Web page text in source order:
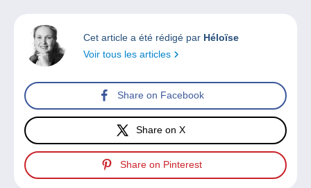
Cet article a été rédigé par Héloïse
Voir tous les articles
Share on Facebook
Share on X
Share on Pinterest